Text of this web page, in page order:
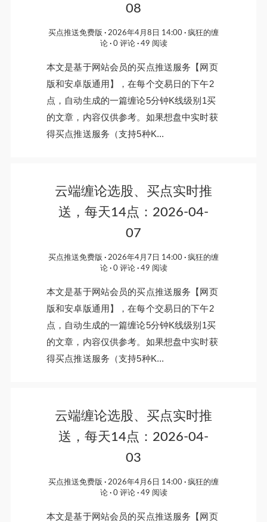
08
买点推送免费版 2026年4月8日 14:00
疯狂的缠
论
0 评论 49 阅读
本文是基于网站会员的买点推送服务【网页
版和安卓版通用】，在每个交易日的下午2
点，自动生成的一篇缠论5分钟K线级别1买
的文章，内容仅供参考。如果想盘中实时获
得买点推送服务（支持5种K...
云端缠论选股、买点实时推
送，每天14点：2026-04-
07
买点推送免费版 2026年4月7日 14:00
疯狂的缠
论
0 评论 49 阅读
本文是基于网站会员的买点推送服务【网页
版和安卓版通用】，在每个交易日的下午2
点，自动生成的一篇缠论5分钟K线级别1买
的文章，内容仅供参考。如果想盘中实时获
得买点推送服务（支持5种K...
云端缠论选股、买点实时推
送，每天14点：2026-04-
03
买点推送免费版 2026年4月6日 14:00
疯狂的缠
论
0 评论 49 阅读
本文是基于网站会员的买点推送服务【网页